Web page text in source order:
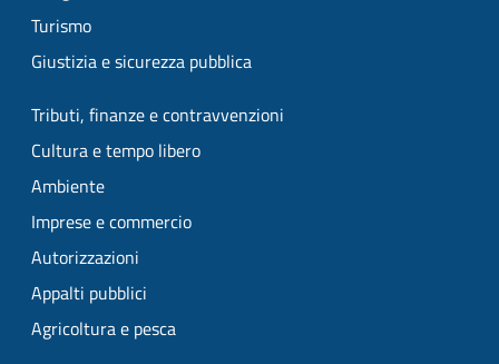
Turismo
Giustizia e sicurezza pubblica
Tributi, finanze e contravvenzioni
Cultura e tempo libero
Ambiente
Imprese e commercio
Autorizzazioni
Appalti pubblici
Agricoltura e pesca